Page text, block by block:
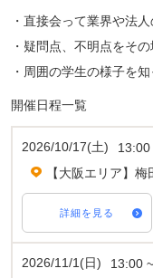
・直接会って業界や法
・疑問点、不明点をそ
・周囲の学生の様子を
開催日程一覧
2026/10/17(土)
【大阪エリア】
詳細を見る
2026/11/1(日)
13:00